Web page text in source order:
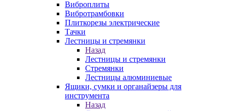
Виброплиты
Вибротрамбовки
Плиткорезы электрические
Тачки
Лестницы и стремянки
Назад
Лестницы и стремянки
Стремянки
Лестницы алюминиевые
Ящики, сумки и органайзеры для
инструмента
Назад